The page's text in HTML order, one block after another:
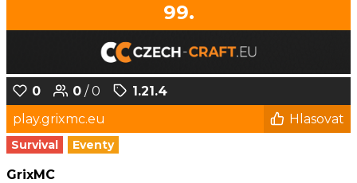
99.
0 0 / 0
1.21.4
play.grixmc.eu
Hlasovat
Survival Eventy
GrixMC